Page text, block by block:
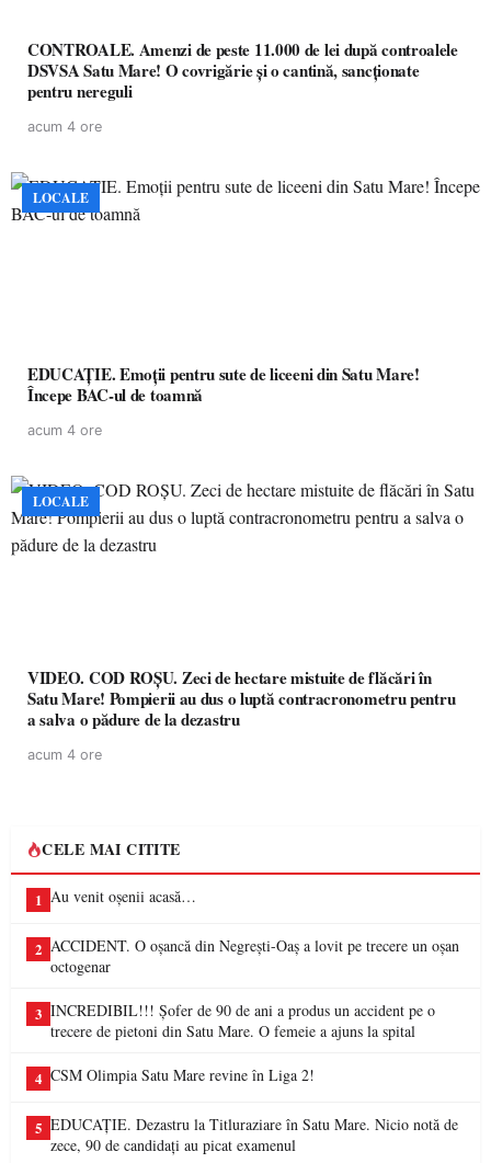
CONTROALE. Amenzi de peste 11.000 de lei după controalele
DSVSA Satu Mare! O covrigărie și o cantină, sancționate
pentru nereguli
acum 4 ore
LOCALE
EDUCAȚIE. Emoții pentru sute de liceeni din Satu Mare!
Începe BAC-ul de toamnă
acum 4 ore
LOCALE
VIDEO. COD ROȘU. Zeci de hectare mistuite de flăcări în
Satu Mare! Pompierii au dus o luptă contracronometru pentru
a salva o pădure de la dezastru
acum 4 ore
CELE MAI CITITE
1 Au venit oșenii acasă…
2 ACCIDENT. O oșancă din Negrești-Oaș a lovit pe trecere un oșan
octogenar
3 INCREDIBIL!!! Șofer de 90 de ani a produs un accident pe o
trecere de pietoni din Satu Mare. O femeie a ajuns la spital
4 CSM Olimpia Satu Mare revine în Liga 2!
5 EDUCAȚIE. Dezastru la Titluraziare în Satu Mare. Nicio notă de
zece, 90 de candidați au picat examenul